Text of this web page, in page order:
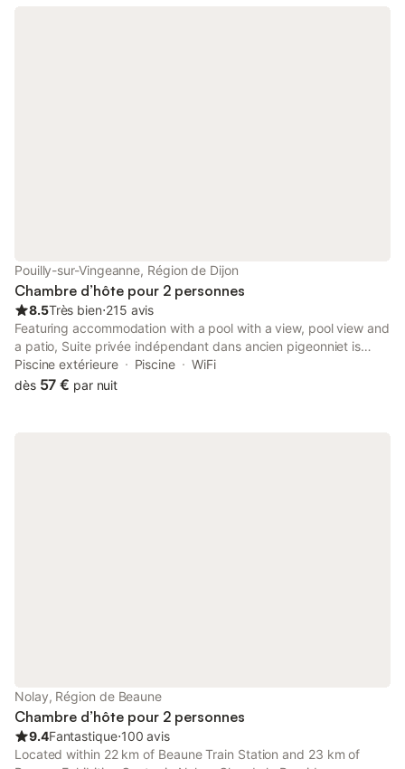
Pouilly-sur-Vingeanne, Région de Dijon
Chambre d’hôte pour 2 personnes
8.5Très bien⋅215 avis
Featuring accommodation with a pool with a view, pool view and
a patio, Suite privée indépendant dans ancien pigeonniet is
located in Pouilly-sur-Vingeanne. This property offers access to
a terrace, free private parking and free WiFi.
Piscine extérieure Piscine
WiFi
dès 57 € par nuit
Nolay, Région de Beaune
Chambre d’hôte pour 2 personnes
9.4Fantastique⋅100 avis
Located within 22 km of Beaune Train Station and 23 km of